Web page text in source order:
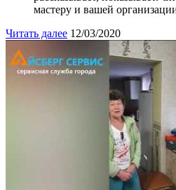
мастеру и вашей
Читать далее 12/03/2020